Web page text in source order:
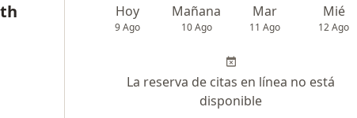
Hoy
9 Ago
Mañana
10 Ago
Mar
11 Ago
Mié
12 Ago
La reserva de citas en línea no está
disponible